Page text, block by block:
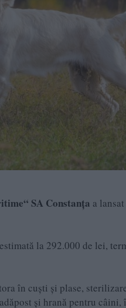
SA Constanța a
la 292.000 de lei,
în cuști și plase,
și hrană pentru